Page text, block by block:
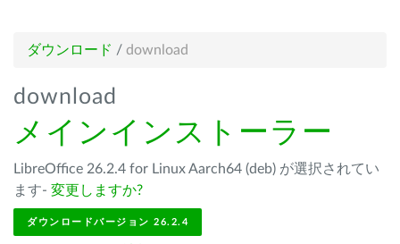
ダウンロード / download
download
メインインストーラー
LibreOffice 26.2.4 for Linux Aarch64 (deb) が選択されてい
ます- 変更しますか?
ダウンロードバージョン 26.2.4